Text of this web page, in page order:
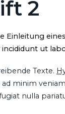
2
Einleitung
ut
Texte.
minim
nulla